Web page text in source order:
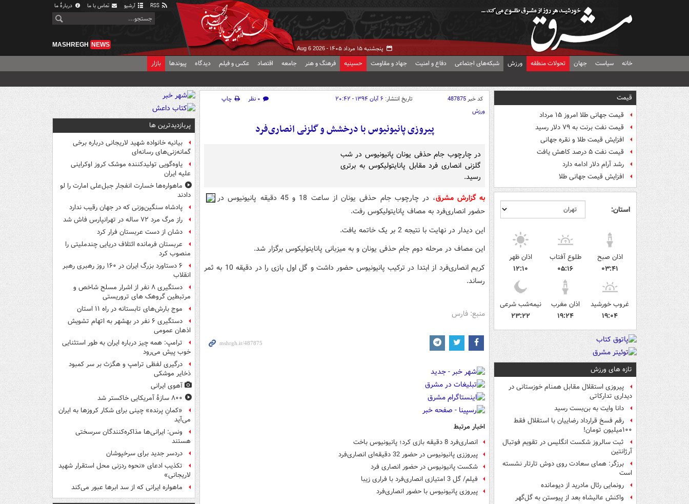
آرشیو تماس با ما دربارهٔ ما
پنجشنبه ۱۵ مرداد ۱۴۰۵ - Aug 6 2026
MASHREGH NEWS
خانه سیاست جهان تحولات منطقه ورزش شبکه‌های اجتماعی دفاع و امنیت جهاد و مقاومت حسینیه فرهنگ و هنر جامعه اقتصاد عکس و فیلم دیدگاه پیوندها بازار
قیمت
قیمت جهانی طلا امروز ۱۵ مرداد
قیمت نفت برنت به ۷۹ دلار رسید
افزایش قیمت طلا و نقره جهانی
قیمت نفت ۵ درصد کاهش یافت
رشد آرام دلار ادامه دارد
افزایش قیمت جهانی طلا
استان:
اذان صبح
۰۳:۴۱
طلوع آفتاب
۰۵:۱۶
اذان ظهر
۱۲:۱۰
غروب خورشید
۱۹:۰۴
اذان مغرب
۱۹:۲۴
نیمه‌شب شرعی
۲۳:۲۲
تازه های ورزش
پیروزی استقلال مقابل همنام خوزستانی در
دیداری تدارکاتی
دانا وایت به بن‌بست رسید
رقم فسخ قرارداد رضاییان با استقلال فقط
۱۰۰میلیون تومان!
ثبت سالروز شکست انگلیس در تقویم فوتبال
آرژانتین
برزگر: همای سعادت روی دوش تارتار نشسته
است
رونمایی رئال مادرید از دیومانده
واکنش عالیشاه بعد از پیوستن به گل‌گهر
کد خبر487875 تاریخ انتشار: ۶ آبان ۱۳۹۴ - ۲۰:۴۲ ۰ نظر
چاپ
ورزش
پیروزی پانیونیوس با درخشش و گلزنی انصاری‌فرد
در چارچوب جام حذفی یونان پانیونیوس در شب
گلزنی انصاری فرد مقابل پانایتولیکوس به برتری
رسید.
به گزارش مشرق
، در چارچوب جام حذفی یونان از ساعت 18 و 45 دقیقه پانیونیوس در
حضور انصاری‌فرد به مصاف پانایتولیکوس رفت.
این دیدار در نهایت با نتیجه 2 بر یک خاتمه یافت.
این مصاف در مرحله دوم جام حذفی یونان و به میزبانی پانایتولیکوس برگزار شد.
کریم انصاری‌فرد از ابتدا در ترکیب پانیونیوس حضور داشت و گل اول بازی را در دقیقه 10 به ثمر
رساند.
منبع: فارس
اخبار مرتبط
انصاری‌فرد 8 دقیقه بازی کرد؛ پانیونیوس باخت
پیروززی پانیونیوس در حضور 32 دقیقه‌ای انصاری‌فرد
شکست پانیونیوس در حضور انصاری فرد
فیلم/ گل 3 امتیازی انصاری‌فرد با فراری زیبا
پیروزی پانیونیوس با حضور انصاری‌فرد
پربازدیدترین ها
بیانیه خانواده شهید لاریجانی درباره برخی
گمانه‌زنی‌های رسانه‌ای
یاوه‌گویی تولیدکننده موشک کروز اوکراینی
علیه ایران
ماهواره‌ها خسارت انفجار جبل‌علی امارت را لو
دادند
پادشاه سنگین‌وزنی که در جهان رقیب ندارد
راز مرگ مرد ۷۲ ساله در تهرانپارس فاش شد
دشان از دست عربستان فرار کرد
عربستان فرمانده ائتلاف دریایی چندملیتی را
منصوب کرد
۶ دستاورد بزرگ ایران در ۱۶۰ روز رهبری رهبر
انقلاب
دستگیری ۸ نفر از اشرار مسلح شاخص و
مرتبطین گروهک های تروریستی
موج بارش‌های تابستانه در راه ۱۱ استان
دستگیری ۶ نفر در بهشهر به اتهام تشویش
اذهان عمومی
ترامپ: همه چیز درباره ایران به طور استثنایی
خوب پیش می‌رود
درگیری لفظی ترامپ و هگزث بر سر کمبود
ذخایر موشکی
آهوی ایرانی
۸۰۰ سازۀ آمریکایی خاکستر شد
«کمانِ پرنده» چینی برای شکار کروزها به ایران
می‌آید
ونس: ایرانی‌ها مذاکره‌کنندگان سرسختی
هستند
دردسر جدید برای سرخپوشان
تکذیب ادعای «نحوه ردزنی محل استقرار شهید
لاریجانی»
ماهواره ایرانی که از سد ابرها عبور می‌کند